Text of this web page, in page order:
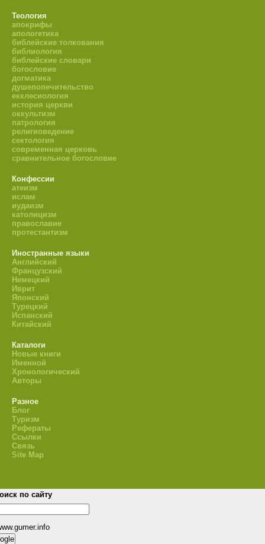
Теология
апокрифы
апологетика
библейские толкования
библиология
библейские словари
богословие
догматика
душепопечительство
екклесиология
история церкви
оккультизм
патрология
религиоведение
сектология
современная церковь
сравнительное богословие
Конфессии
атеизм
ислам
иудаизм
католицизм
православие
протестантизм
Иностранные языки
Английский
Французский
Немецкий
Иврит
Японский
Турецкий
Испанский
Китайский
Каталоги
Новые книги
Именной
Хронологический
Авторы
Разное
Блог
Туризм
Рефераты
Ссылки
Связь
Site Map
по сайту